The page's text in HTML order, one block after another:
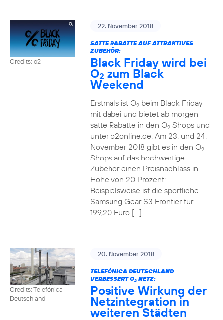
Credits: o2
22. November 2018
SATTE RABATTE AUF ATTRAKTIVES
ZUBEHÖR:
Black Friday wird bei
O2 zum Black
Weekend
Erstmals ist O2beim Black Friday
mit dabei und bietet ab morgen
satte Rabatte in den O2Shops und
unter o2online.de. Am 23. und 24.
November 2018 gibt es in den O2
Shops auf das hochwertige
Zubehör einen Preisnachlass in
Höhe von 20 Prozent:
Beispielsweise ist die sportliche
Samsung Gear S3 Frontier für
199,20 Euro […]
Credits: Telefónica
Deutschland
20. November 2018
TELEFÓNICA DEUTSCHLAND
VERBESSERT O2NETZ:
Positive Wirkung der
Netzintegration in
weiteren Städten